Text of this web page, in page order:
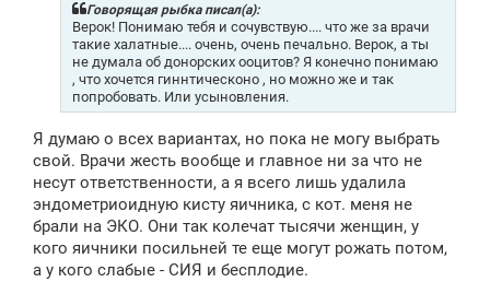
Говорящая рыбка писал(а):
Верок! Понимаю тебя и сочувствую.... что же за врачи
такие халатные.... очень, очень печально. Верок, а ты
не думала об донорских ооцитов? Я конечно понимаю
, что хочется гиннтическоно , но можно же и так
попробовать. Или усыновления.
Я думаю о всех вариантах, но пока не могу выбрать
свой. Врачи жесть вообще и главное ни за что не
несут ответственности, а я всего лишь удалила
эндометриоидную кисту яичника, с кот. меня не
брали на ЭКО. Они так колечат тысячи женщин, у
кого яичники посильней те еще могут рожать потом,
а у кого слабые - СИЯ и бесплодие.